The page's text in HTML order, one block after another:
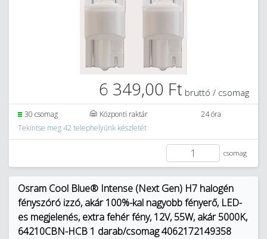
6 349,00 Ft bruttó / csomag
30 csomag Központi raktár
24 óra
Tekintse meg 42 telephelyünk készletét
csomag
Osram Cool Blue® Intense (Next Gen) H7 halogén
fényszóró izzó, akár 100%-kal nagyobb fényerő, LED-
es megjelenés, extra fehér fény, 12V, 55W, akár 5000K,
64210CBN-HCB 1 darab/csomag 4062172149358